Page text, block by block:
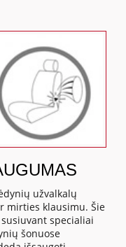
užvalkalų
mirties klausimu. Šie
specialiai
šonuose